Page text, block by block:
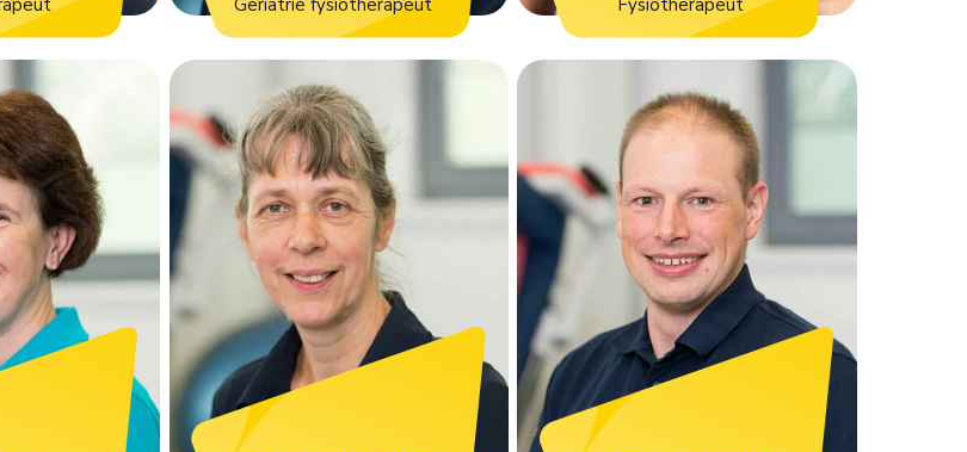
Geriatrie fysiotherapeut Fysiotherapeut